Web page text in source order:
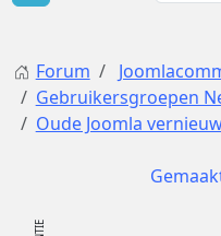
Forum
Gebruikersgroepen
Oude Joomla